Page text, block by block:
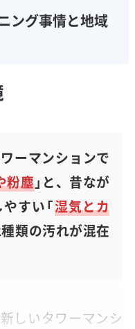
ング事情と地域
ーマンションで
粉塵」と、昔なが
すい「湿気とカ
類の汚れが混在
しいタワーマンシ